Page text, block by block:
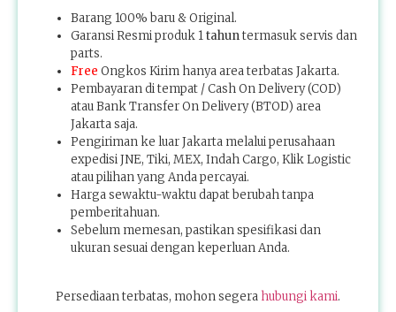
Barang 100% baru & Original.
Garansi Resmi produk 1tahuntermasuk servis dan
parts.
Free Ongkos Kirim hanya area terbatas Jakarta.
Pembayaran di tempat / Cash On Delivery (COD)
atau Bank Transfer On Delivery (BTOD) area
Jakarta saja.
Pengiriman ke luar Jakarta melalui perusahaan
expedisi JNE, Tiki, MEX, Indah Cargo, Klik Logistic
atau pilihan yang Anda percayai.
Harga sewaktu-waktu dapat berubah tanpa
pemberitahuan.
Sebelum memesan, pastikan spesifikasi dan
ukuran sesuai dengan keperluan Anda.
Persediaan terbatas, mohon segera hubungi kami.